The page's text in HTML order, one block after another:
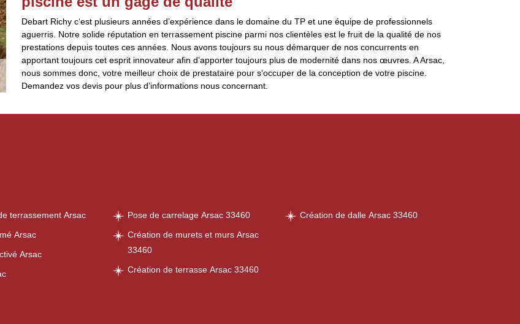
Debart Richy c‘est plusieurs années d’expérience dans le domaine du TP et une équipe de professionnels
aguerris. Notre solide réputation en terrassement piscine parmi nos clientèles est le fruit de la qualité de nos
prestations depuis toutes ces années. Nous avons toujours su nous démarquer de nos concurrents en
apportant toujours cet esprit innovateur afin d’apporter toujours plus de modernité dans nos œuvres. A Arsac,
nous sommes donc, votre meilleur choix de prestataire pour s’occuper de la conception de votre piscine.
Demandez vos devis pour plus d’informations nous concernant.
terrassement Arsac
Arsac
Arsac
Pose de carrelage Arsac 33460
Création de murets et murs Arsac
33460
Création de terrasse Arsac 33460
Création de dalle Arsac 33460